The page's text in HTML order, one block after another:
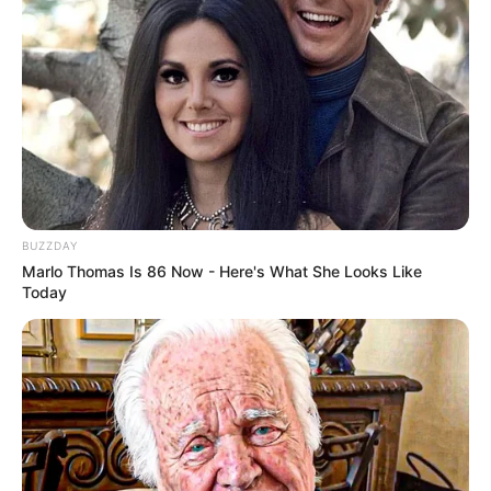
Ibaneis Rocha tem 51 anos, é advogado e foi reeleito governador
do DF no ano passado no primeiro turno. Durante a campanha, o
político defendeu e apoiou a gestão de Jair Bolsonaro como
presidente.
BUZZDAY
Marlo Thomas Is 86 Now - Here's What She Looks Like
Today